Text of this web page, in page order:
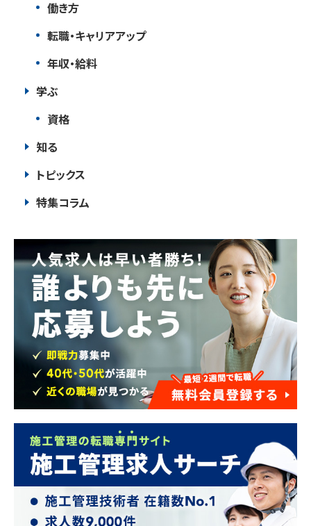
働き方
転職・キャリアアップ
年収・給料
学ぶ
資格
知る
トピックス
特集コラム